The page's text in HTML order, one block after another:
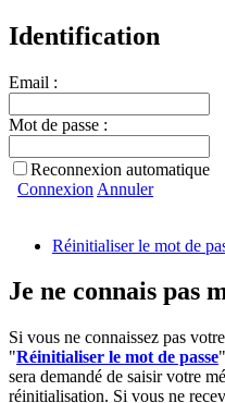
Identification
Email :
Mot de passe :
Reconnexion automatique
Connexion Annuler
Réinitialiser le mot de
Je ne connais pas
Si vous ne connaissez pas
"Réinitialiser le mot de passe
sera demandé de saisir votre
réinitialisation. Si vous ne